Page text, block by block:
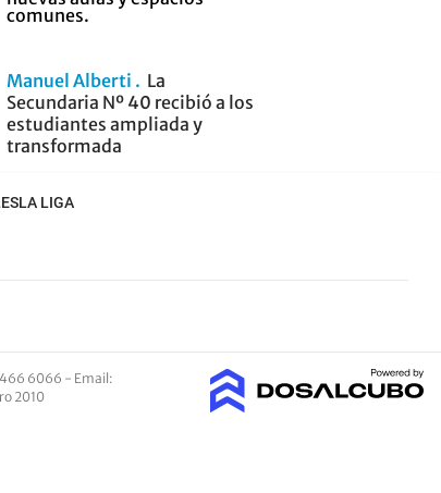
Manuel Alberti
La
Secundaria Nº 40 recibió a los
estudiantes ampliada y
transformada
LA LIGA
6066 - Email:
2010